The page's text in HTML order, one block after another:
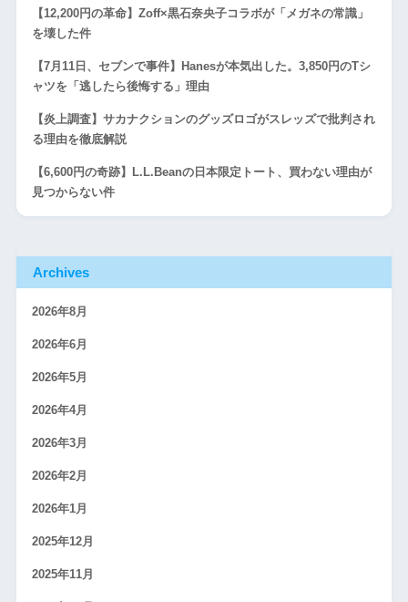
【12,200円の革命】Zoff×黒石奈央子コラボが「メガネの常識」
を壊した件
【7月11日、セブンで事件】Hanesが本気出した。3,850円のTシ
ャツを「逃したら後悔する」理由
【炎上調査】サカナクションのグッズロゴがスレッズで批判され
る理由を徹底解説
【6,600円の奇跡】L.L.Beanの日本限定トート、買わない理由が
見つからない件
Archives
2026年8月
2026年6月
2026年5月
2026年4月
2026年3月
2026年2月
2026年1月
2025年12月
2025年11月